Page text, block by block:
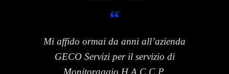
“
Mi affido ormai da anni all’azienda
GECO Servizi per il servizio di
Monitoraggio H.A.C.C.P.